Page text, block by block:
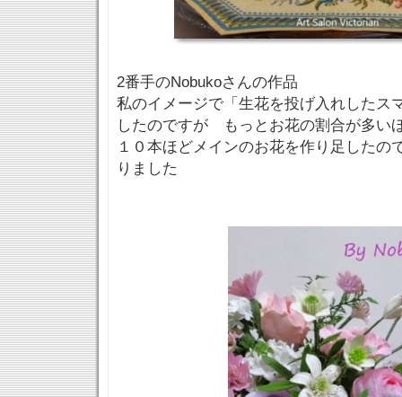
2番手のNobukoさんの作品
私のイメージで「生花を投げ入れしたス
したのですが もっとお花の割合が多
１０本ほどメインのお花を作り足したの
りました